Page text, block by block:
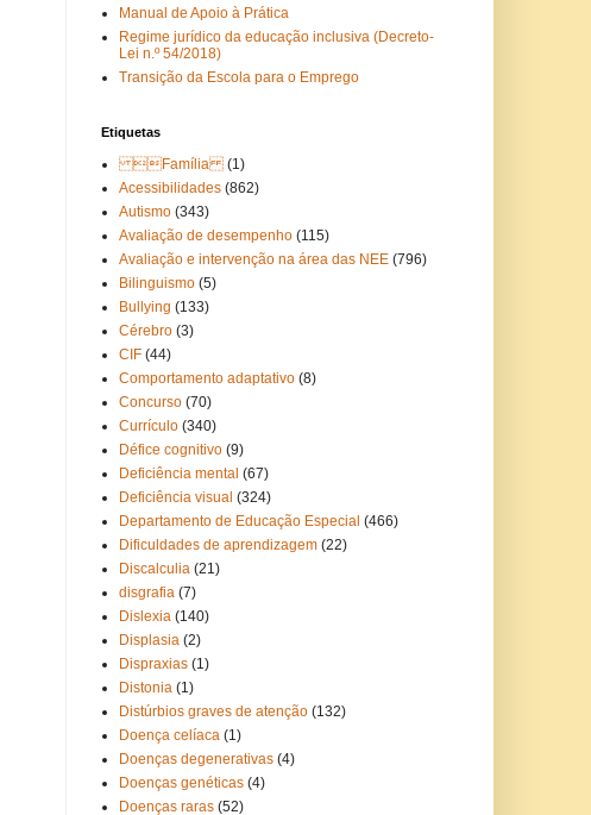
Manual de Apoio à Prática
Regime jurídico da educação inclusiva (Decreto-
Lei n.º 54/2018)
Transição da Escola para o Emprego
Etiquetas
Família (1)
Acessibilidades (862)
Autismo (343)
Avaliação de desempenho (115)
Avaliação e intervenção na área das NEE (796)
Bilinguismo (5)
Bullying (133)
Cérebro (3)
CIF (44)
Comportamento adaptativo (8)
Concurso (70)
Currículo (340)
Défice cognitivo (9)
Deficiência mental (67)
Deficiência visual (324)
Departamento de Educação Especial (466)
Dificuldades de aprendizagem (22)
Discalculia (21)
disgrafia (7)
Dislexia (140)
Displasia (2)
Dispraxias (1)
Distonia (1)
Distúrbios graves de atenção (132)
Doença celíaca (1)
Doenças degenerativas (4)
Doenças genéticas (4)
Doenças raras (52)